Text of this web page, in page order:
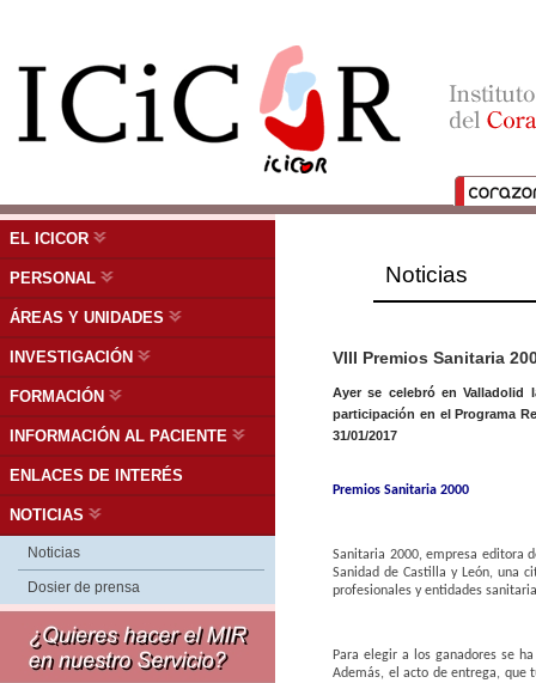
EL ICICOR
PERSONAL
ÁREAS Y UNIDADES
INVESTIGACIÓN
FORMACIÓN
INFORMACIÓN AL PACIENTE
ENLACES DE INTERÉS
NOTICIAS
Noticias
Dosier de prensa
Noticias
VIII Premios Sanitaria
Ayer se celebró en Valladolid
participación en el Programa
31/01/2017
Premios Sanitaria 2000
Sanitaria 2000, empresa editora
Sanidad de Castilla y León, una
profesionales y entidades
Para elegir a los ganadores se
Además, el acto de entrega, que